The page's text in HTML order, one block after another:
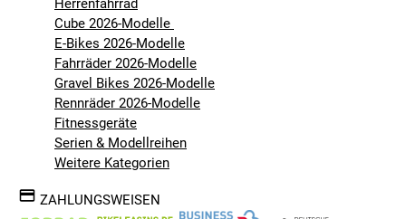
Herrenfahrrad
Cube 2026-Modelle
E-Bikes 2026-Modelle
Fahrräder 2026-Modelle
Gravel Bikes 2026-Modelle
Rennräder 2026-Modelle
Fitnessgeräte
Serien & Modellreihen
Weitere Kategorien
ZAHLUNGSWEISEN